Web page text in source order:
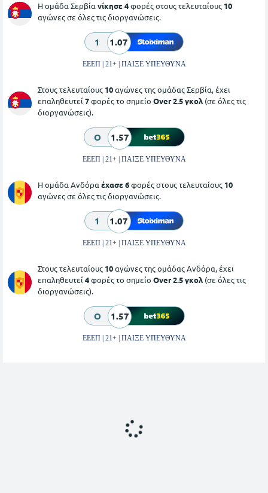
Η ομάδα Σερβία νίκησε 4φορές στους τελευταίους 10
αγώνες σε όλες τις διοργανώσεις.
1 1.07
ΕΕΕΠ | 21+ | ΠΑΙΞΕ ΥΠΕΥΘΥΝΑ
Στους τελευταίους 10αγώνες της ομάδας Σερβία, έχει
επαληθευτεί 7φορές το σημείο Over 2.5 γκολ (σε όλες τις
διοργανώσεις).
O 1.57
ΕΕΕΠ | 21+ | ΠΑΙΞΕ ΥΠΕΥΘΥΝΑ
Η ομάδα Ανδόρα έχασε 6φορές στους τελευταίους 10
αγώνες σε όλες τις διοργανώσεις.
1 1.07
ΕΕΕΠ | 21+ | ΠΑΙΞΕ ΥΠΕΥΘΥΝΑ
Στους τελευταίους 10αγώνες της ομάδας Ανδόρα, έχει
επαληθευτεί 4φορές το σημείο Over 2.5 γκολ (σε όλες τις
διοργανώσεις).
O 1.57
ΕΕΕΠ | 21+ | ΠΑΙΞΕ ΥΠΕΥΘΥΝΑ